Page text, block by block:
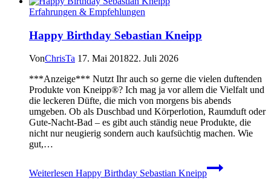
Erfahrungen & Empfehlungen
Happy Birthday Sebastian Kneipp
VonChrisTa 17. Mai 201822. Juli 2026
***Anzeige*** Nutzt Ihr auch so gerne die vielen duftenden
Produkte von Kneipp®? Ich mag ja vor allem die Vielfalt und
die leckeren Düfte, die mich von morgens bis abends
umgeben. Ob als Duschbad und Körperlotion, Raumduft oder
Gute-Nacht-Bad – es gibt auch ständig neue Produkte, die
nicht nur neugierig sondern auch kaufsüchtig machen. Wie
gut,…
Weiterlesen Happy Birthday Sebastian Kneipp